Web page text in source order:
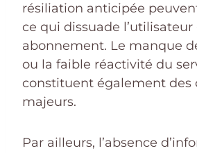
résiliation anticipée
ce qui dissuade l’utilisateur
abonnement. Le manque
ou la faible réactivité du
constituent également des
majeurs.
Par ailleurs, l’absence